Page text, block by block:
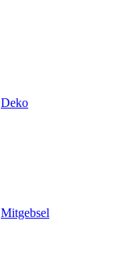
Deko
Mitgebsel